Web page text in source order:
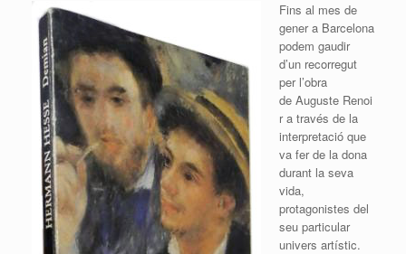
Fins al mes de
gener a Barcelona
podem gaudir
d’un recorregut
per l’obra
de AugusteRenoi
r a través de la
interpretació que
va fer de la dona
durant la seva
vida,
protagonistes del
seu particular
univers artístic.